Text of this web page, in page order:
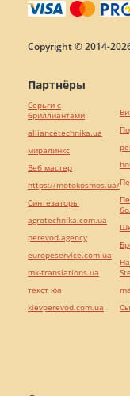
Copyright © 2014-
Партнёры
Серьги с
бриллиантами
alliancetechnika.ua
миралинкс
Веб мастер
https://motokosmos.ua/
Синтезаторы
agrotechnika.com.ua
perevod.agency
europeservice.com.ua
mk-translations.ua
текст юа
kievperevod.com.ua